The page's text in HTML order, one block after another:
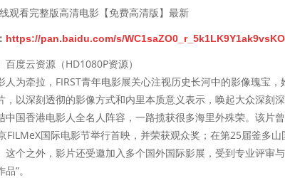
观看完整版高清电影【免费高清版】最新
： https://pan.baidu.com/s/
百度云资源（HD1080P资源）
人为牵拉，FIRST青年电影展关心注视历史长河中的影像瑰宝
，以深刻透彻的影像方式和内里本质意义表示，唤起大众深刻深
中国香港电影人全名人阵容，一路揽获很多海里外殊荣。该片
FILMeX国际电影节举行首映，并荣获观众奖；在第25届釜多
这个之外，影片还受邀加入多个国外国际影展，受到专业评审
”。